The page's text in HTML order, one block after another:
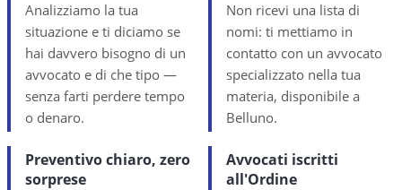
Analizziamo la tua
situazione e ti diciamo se
hai davvero bisogno di un
avvocato e di che tipo —
senza farti perdere tempo
o denaro.
Non ricevi una lista di
nomi: ti mettiamo in
contatto con un avvocato
specializzato nella tua
materia, disponibile a
Belluno.
Preventivo chiaro, zero
sorprese
Avvocati iscritti
all'Ordine